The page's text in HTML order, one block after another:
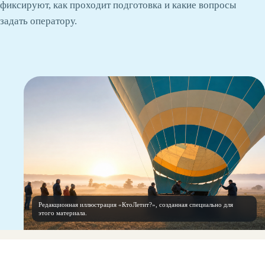
фиксируют, как проходит подготовка и какие вопросы
задать оператору.
Редакционная иллюстрация «КтоЛетит?», созданная специально для
этого материала.